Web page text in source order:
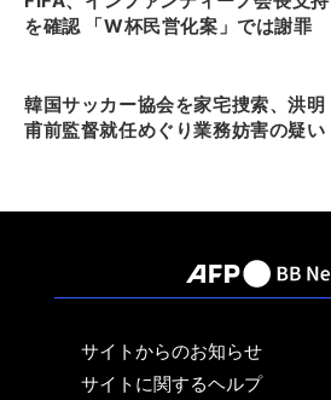
を確認 「W杯民営化案」では謝罪
韓国サッカー協会を家宅捜索、洪明
甫前監督就任めぐり業務妨害の疑い
サイトからのお知らせ
サイトに関するヘルプ